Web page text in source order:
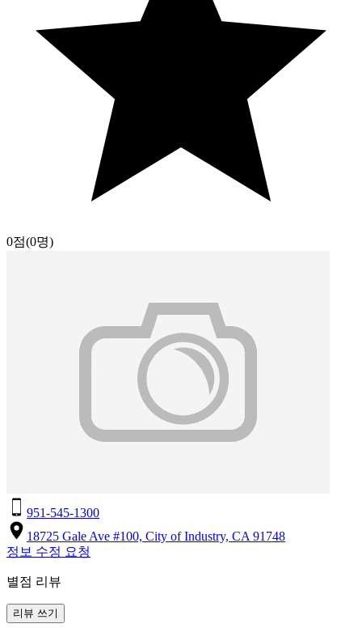
0점(0명)
951-545-1300
18725 Gale Ave #100, City of Industry, CA 91748
정보 수정 요청
별점 리뷰
리뷰 쓰기